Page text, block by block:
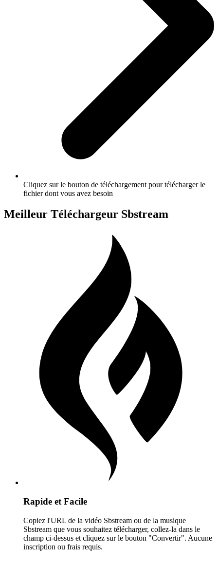
Cliquez sur le bouton de téléchargement pour télécharger le
fichier dont vous avez besoin
Meilleur Téléchargeur Sbstream
Rapide et Facile
Copiez l'URL de la vidéo Sbstream ou de la musique
Sbstream que vous souhaitez télécharger, collez-la dans le
champ ci-dessus et cliquez sur le bouton "Convertir". Aucune
inscription ou frais requis.